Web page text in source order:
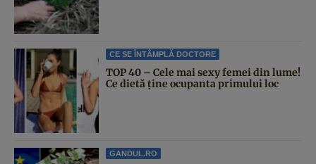
CE SE ÎNTÂMPLĂ DOCTORE
TOP 40 – Cele mai sexy femei din lume!
Ce dietă ține ocupanta primului loc
GANDUL.RO